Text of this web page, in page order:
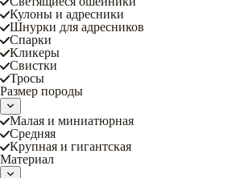
Кулоны и адресники
Шнурки для адресников
Спарки
Кликеры
Свистки
Тросы
Размер породы
Малая и миниатюрная
Средняя
Крупная и гигантская
Материал